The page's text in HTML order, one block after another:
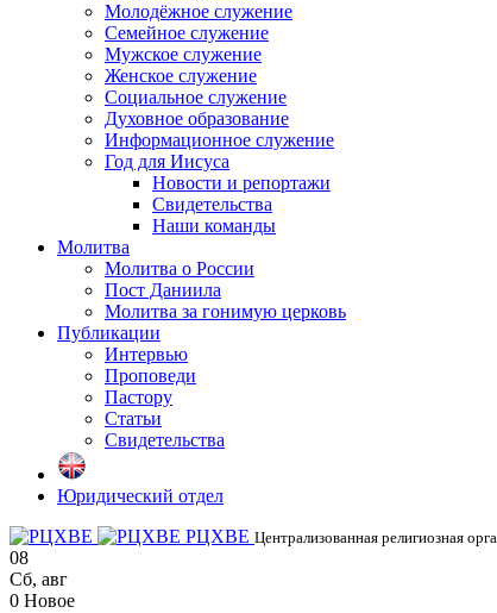
Молодёжное служение
Семейное служение
Мужское служение
Женское служение
Социальное служение
Духовное образование
Информационное служение
Год для Иисуса
Новости и репортажи
Свидетельства
Наши команды
Молитва
Молитва о России
Пост Даниила
Молитва за гонимую церковь
Публикации
Интервью
Проповеди
Пастору
Статьи
Свидетельства
Юридический отдел
РЦХВЕ Централизованная религиозная
08
Сб, авг
0 Новое